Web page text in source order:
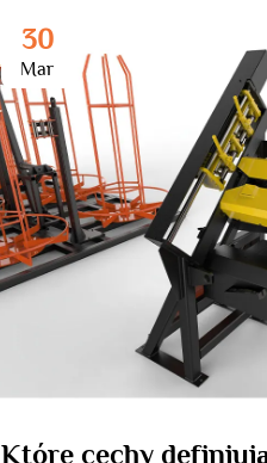
30
Mar
Które cechy